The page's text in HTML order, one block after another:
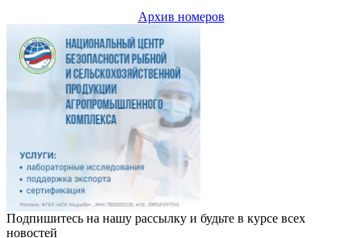
Архив номеров
Подпишитесь на нашу рассылку и будьте в курсе всех
новостей